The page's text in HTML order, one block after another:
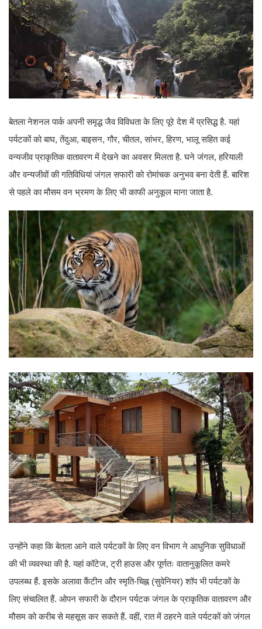
बेतला नेशनल पार्क अपनी समृद्ध जैव विविधता के लिए पूरे देश में प्रसिद्ध है. यहां
पर्यटकों को बाघ, तेंदुआ, बाइसन, गौर, चीतल, सांभर, हिरण, भालू सहित कई
वन्यजीव प्राकृतिक वातावरण में देखने का अवसर मिलता है. घने जंगल, हरियाली
और वन्यजीवों की गतिविधियां जंगल सफारी को रोमांचक अनुभव बना देती हैं. बारिश
से पहले का मौसम वन भ्रमण के लिए भी काफी अनुकूल माना जाता है.
उन्होंने कहा कि बेतला आने वाले पर्यटकों के लिए वन विभाग ने आधुनिक सुविधाओं
की भी व्यवस्था की है. यहां कॉटेज, ट्री हाउस और पूर्णतः वातानुकूलित कमरे
उपलब्ध हैं. इसके अलावा कैंटीन और स्मृति-चिह्न (सुवेनियर) शॉप भी पर्यटकों के
लिए संचालित हैं. ओपन सफारी के दौरान पर्यटक जंगल के प्राकृतिक वातावरण और
मौसम को करीब से महसूस कर सकते हैं. वहीं, रात में ठहरने वाले पर्यटकों को जंगल